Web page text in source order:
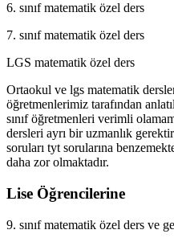
6. sınıf matematik özel ders
7. sınıf matematik özel ders
LGS matematik özel ders
Ortaokul ve lgs matematik
öğretmenlerimiz tarafından
sınıf öğretmenleri verimli
dersleri ayrı bir uzmanlık
soruları tyt sorularına
daha zor olmaktadır.
Lise Öğrencilerine
9. sınıf matematik özel ders ve